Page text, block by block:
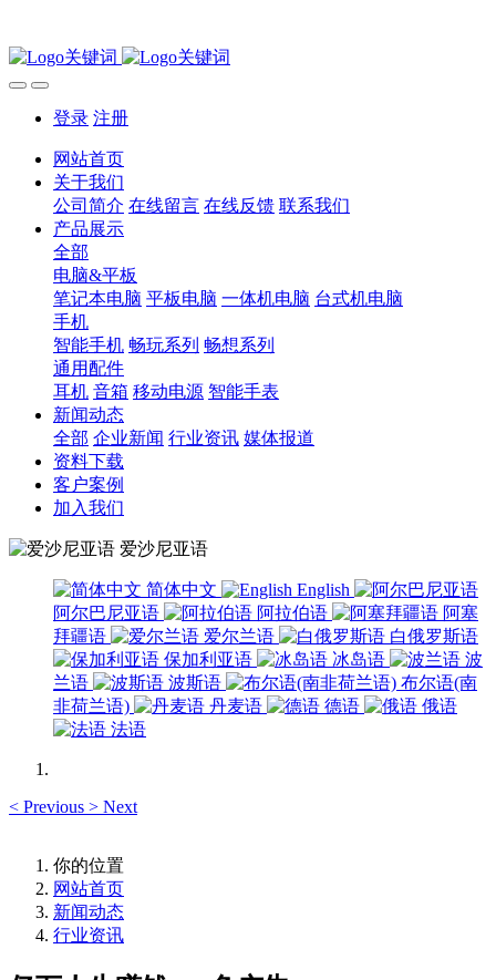
登录 注册
网站首页
关于我们
公司简介 在线留言 在线反馈 联系我们
产品展示
全部
电脑&平板
笔记本电脑 平板电脑 一体机电脑 台式机电脑
手机
智能手机 畅玩系列 畅想系列
通用配件
耳机 音箱 移动电源 智能手表
新闻动态
全部 企业新闻 行业资讯 媒体报道
资料下载
客户案例
加入我们
爱沙尼亚语
简体中文
English
阿尔巴尼亚语
阿拉伯语
阿塞
拜疆语
爱尔兰语
白俄罗斯语
保加利亚语
冰岛语
波
兰语
波斯语
布尔语(南
非荷兰语)
丹麦语 德语
俄语
法语
< Previous > Next
你的位置
网站首页
新闻动态
行业资讯